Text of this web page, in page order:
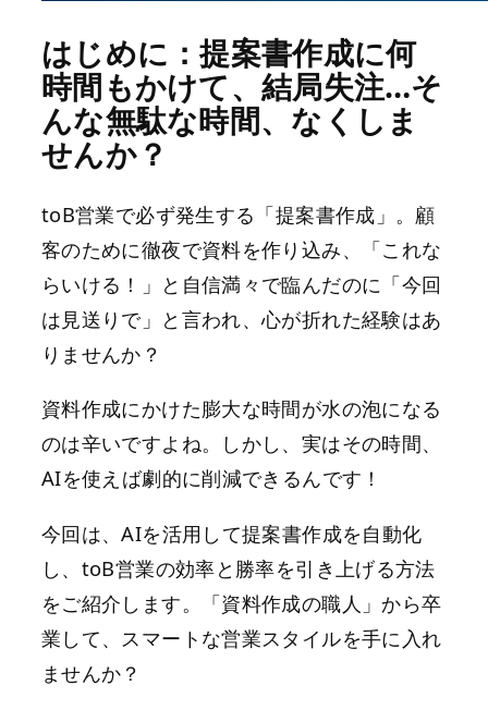
はじめに：提案書作成に何
時間もかけて、結局失注…そ
んな無駄な時間、なくしま
せんか？
toB営業で必ず発生する「提案書作成」。顧
客のために徹夜で資料を作り込み、「これな
らいける！」と自信満々で臨んだのに「今回
は見送りで」と言われ、心が折れた経験はあ
りませんか？
資料作成にかけた膨大な時間が水の泡になる
のは辛いですよね。しかし、実はその時間、
AIを使えば劇的に削減できるんです！
今回は、AIを活用して提案書作成を自動化
し、toB営業の効率と勝率を引き上げる方法
をご紹介します。「資料作成の職人」から卒
業して、スマートな営業スタイルを手に入れ
ませんか？